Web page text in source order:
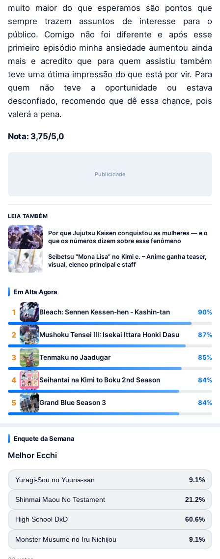
muito maior do que esperamos são pontos que
sempre trazem assuntos de interesse para o
público. Comigo não foi diferente e após esse
primeiro episódio minha ansiedade aumentou ainda
mais e acredito que para quem assistiu também
teve uma ótima impressão do que está por vir. Para
quem não teve a oportunidade ou estava
desconfiado, recomendo que dê essa chance, pois
valerá a pena.
Nota: 3,75/5,0
Publicidade
LEIA TAMBÉM
Por que Jujutsu Kaisen conquistou as mulheres — e o
que os números dizem sobre esse fenômeno
Seibetsu “Mona Lisa” no Kimi e. – Anime ganha teaser,
visual, elenco principal e staff
Em Alta Agora
1 Bleach: Sennen Kessen-hen - Kashin-tan 90%
2 Mushoku Tensei III: Isekai Ittara Honki Dasu 87%
3 Tenmaku no Jaadugar 85%
4 Seihantai na Kimi to Boku 2nd Season 84%
5 Grand Blue Season 3 84%
Enquete da Semana
Melhor Ecchi
Yuragi-Sou no Yuuna-san 9.1%
Shinmai Maou No Testament 21.2%
High School DxD 60.6%
Monster Musume no Iru Nichijou 9.1%